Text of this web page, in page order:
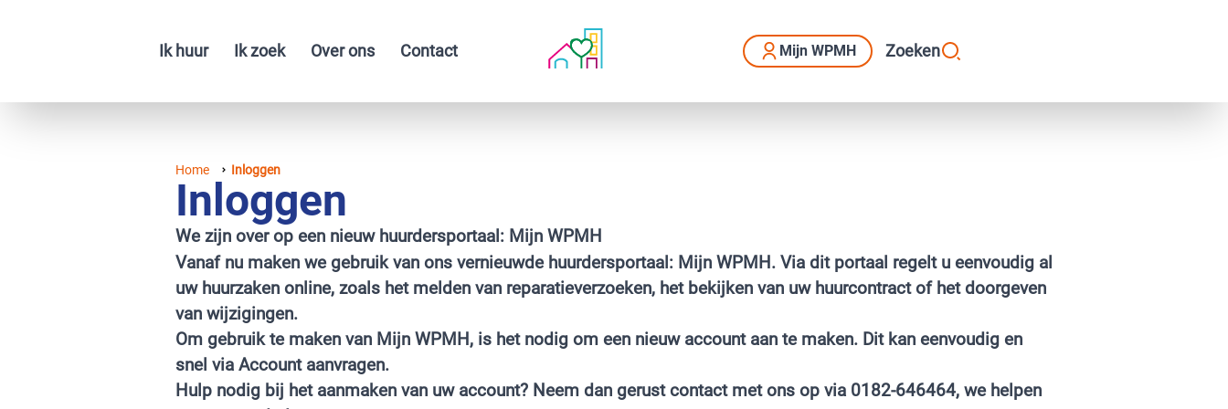
Ik huur Ik zoek Over ons Contact Mijn WPMH Zoeken
Home Inloggen
Inloggen
We zijn over op een nieuw huurdersportaal: Mijn WPMH
Vanaf nu maken we gebruik van ons vernieuwde huurdersportaal: Mijn WPMH. Via dit portaal regelt u eenvoudig al
uw huurzaken online, zoals het melden van reparatieverzoeken, het bekijken van uw huurcontract of het doorgeven
van wijzigingen.
Om gebruik te maken van Mijn WPMH, is het nodig om een nieuw account aan te maken. Dit kan eenvoudig en
snel via Account aanvragen.
Hulp nodig bij het aanmaken van uw account? Neem dan gerust contact met ons op via 0182-646464, we helpen